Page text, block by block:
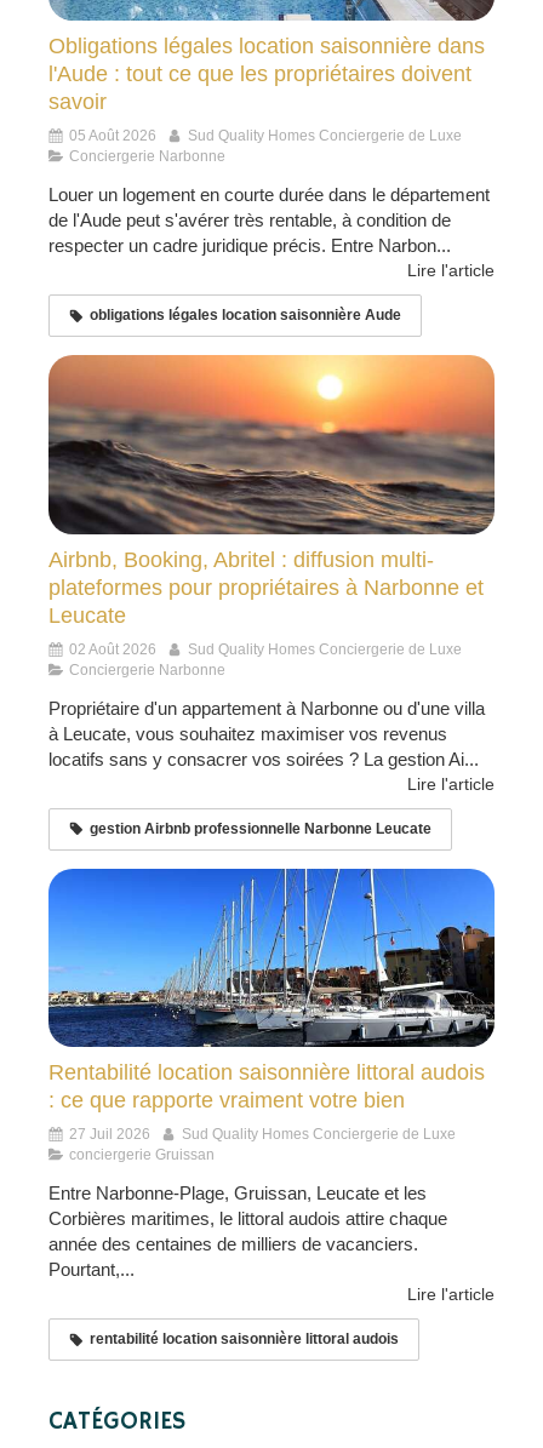
Obligations légales location saisonnière dans
l'Aude : tout ce que les propriétaires doivent
savoir
05 Août 2026
Sud Quality Homes Conciergerie de Luxe
Conciergerie Narbonne
Louer un logement en courte durée dans le département
de l'Aude peut s'avérer très rentable, à condition de
respecter un cadre juridique précis. Entre Narbon...
Lire l'article
obligations légales location saisonnière Aude
Airbnb, Booking, Abritel : diffusion multi-
plateformes pour propriétaires à Narbonne et
Leucate
02 Août 2026
Sud Quality Homes Conciergerie de Luxe
Conciergerie Narbonne
Propriétaire d'un appartement à Narbonne ou d'une villa
à Leucate, vous souhaitez maximiser vos revenus
locatifs sans y consacrer vos soirées ? La gestion Ai...
Lire l'article
gestion Airbnb professionnelle Narbonne Leucate
Rentabilité location saisonnière littoral audois
: ce que rapporte vraiment votre bien
27 Juil 2026
Sud Quality Homes Conciergerie de Luxe
conciergerie Gruissan
Entre Narbonne-Plage, Gruissan, Leucate et les
Corbières maritimes, le littoral audois attire chaque
année des centaines de milliers de vacanciers.
Pourtant,...
Lire l'article
rentabilité location saisonnière littoral audois
CATÉGORIES